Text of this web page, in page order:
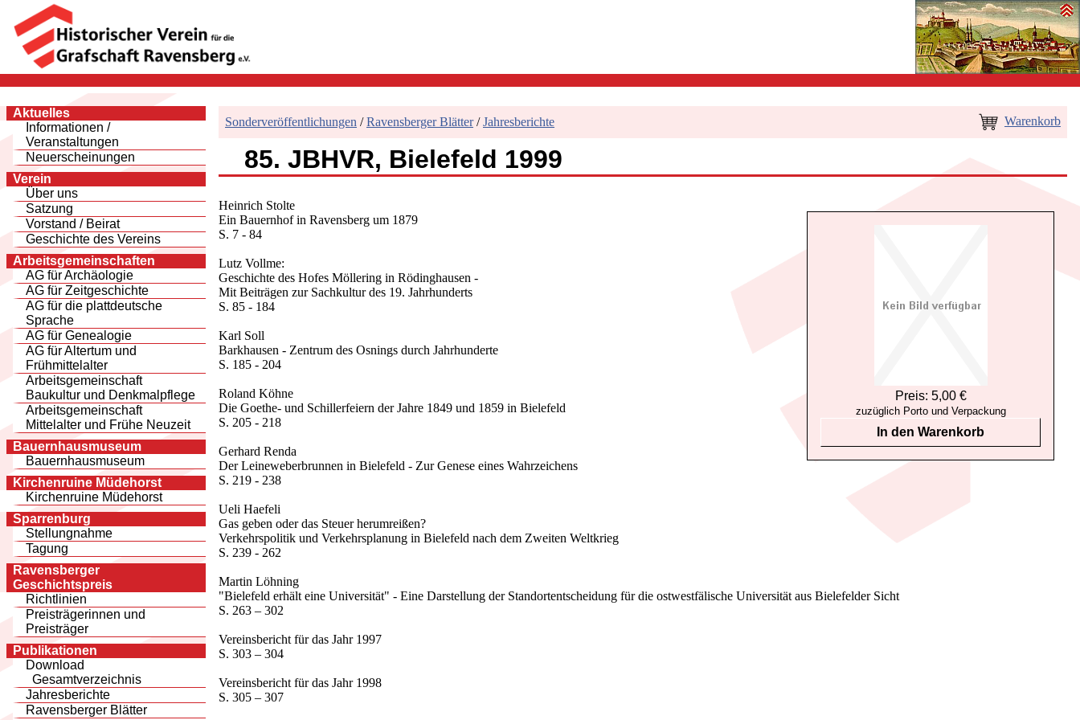
Aktuelles
Informationen /
Veranstaltungen
Neuerscheinungen
Verein
Über uns
Satzung
Vorstand / Beirat
Geschichte des Vereins
Arbeitsgemeinschaften
AG für Archäologie
AG für Zeitgeschichte
AG für die plattdeutsche
Sprache
AG für Genealogie
AG für Altertum und
Frühmittelalter
Arbeitsgemeinschaft
Baukultur und Denkmalpflege
Arbeitsgemeinschaft
Mittelalter und Frühe Neuzeit
Bauernhausmuseum
Bauernhausmuseum
Kirchenruine Müdehorst
Kirchenruine Müdehorst
Sparrenburg
Stellungnahme
Tagung
Ravensberger
Geschichtspreis
Richtlinien
Preisträgerinnen und
Preisträger
Publikationen
Download
Gesamtverzeichnis
Jahresberichte
Ravensberger Blätter
Sonderveröffentlichungen /Ravensberger Blätter/Jahresberichte Warenkorb
85. JBHVR, Bielefeld 1999
Preis: 5,00 €
zuzüglich Porto und Verpackung
In den Warenkorb
Heinrich Stolte
Ein Bauernhof in Ravensberg um 1879
S. 7 - 84
Lutz Vollme:
Geschichte des Hofes Möllering in Rödinghausen -
Mit Beiträgen zur Sachkultur des 19. Jahrhunderts
S. 85 - 184
Karl Soll
Barkhausen - Zentrum des Osnings durch Jahrhunderte
S. 185 - 204
Roland Köhne
Die Goethe- und Schillerfeiern der Jahre 1849 und 1859 in Bielefeld
S. 205 - 218
Gerhard Renda
Der Leineweberbrunnen in Bielefeld - Zur Genese eines Wahrzeichens
S. 219 - 238
Ueli Haefeli
Gas geben oder das Steuer herumreißen?
Verkehrspolitik und Verkehrsplanung in Bielefeld nach dem Zweiten Weltkrieg
S. 239 - 262
Martin Löhning
"Bielefeld erhält eine Universität" - Eine Darstellung der Standortentscheidung für die ostwestfälische Universität aus Bielefelder Sicht
S. 263 – 302
Vereinsbericht für das Jahr 1997
S. 303 – 304
Vereinsbericht für das Jahr 1998
S. 305 – 307